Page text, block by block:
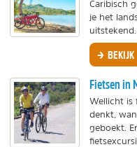
Caribisch
je het
uitstekend...
BEKIJK
Fietsen in
Wellicht is
denkt,
geboekt.